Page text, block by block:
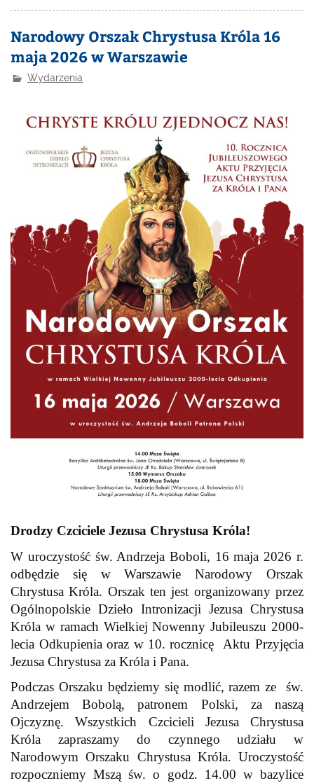
Narodowy Orszak Chrystusa Króla 16
maja 2026 w Warszawie
Wydarzenia
Drodzy Czciciele Jezusa Chrystusa Króla!
W uroczystość św. Andrzeja Boboli, 16 maja 2026 r.
odbędzie się w Warszawie Narodowy Orszak
Chrystusa Króla. Orszak ten jest organizowany przez
Ogólnopolskie Dzieło Intronizacji Jezusa Chrystusa
Króla w ramach Wielkiej Nowenny Jubileuszu 2000-
lecia Odkupienia oraz w 10. rocznicę Aktu Przyjęcia
Jezusa Chrystusa za Króla i Pana.
Podczas Orszaku będziemy się modlić, razem ze św.
Andrzejem Bobolą, patronem Polski, za naszą
Ojczyznę. Wszystkich Czcicieli Jezusa Chrystusa
Króla zapraszamy do czynnego udziału w
Narodowym Orszaku Chrystusa Króla. Uroczystość
rozpoczniemy Mszą św. o godz. 14.00 w bazylice